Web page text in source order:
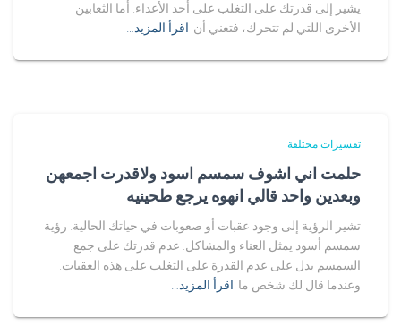
يشير إلى قدرتك على التغلب على أحد الأعداء. أما الثعابين
الأخرى اللتي لم تتحرك، فتعني أن اقرأ المزيد…
تفسيرات مختلفة
حلمت اني اشوف سمسم اسود ولاقدرت اجمعهن
وبعدين واحد قالي انهوه يرجع طحينيه
تشير الرؤية إلى وجود عقبات أو صعوبات في حياتك الحالية. رؤية
سمسم أسود يمثل العناء والمشاكل. عدم قدرتك على جمع
السمسم يدل على عدم القدرة على التغلب على هذه العقبات.
وعندما قال لك شخص ما اقرأ المزيد…